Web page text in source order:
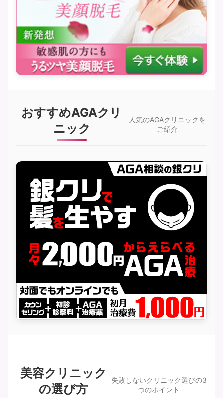
おすすめAGAクリ
ニック
人気のAGAクリニックを
ご紹介
美容クリニック
の選び方
失敗しないクリニック選びの3
つのポイント